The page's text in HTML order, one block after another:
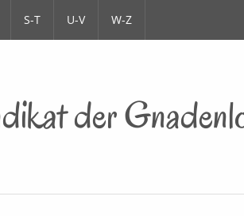
S-T U-V W-Z
der